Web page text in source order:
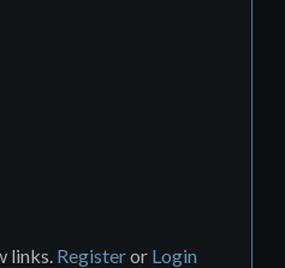
links. Registeror Login